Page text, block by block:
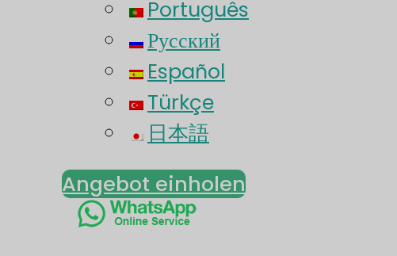
Português
Русский
Español
Türkçe
日本語
Angebot einholen